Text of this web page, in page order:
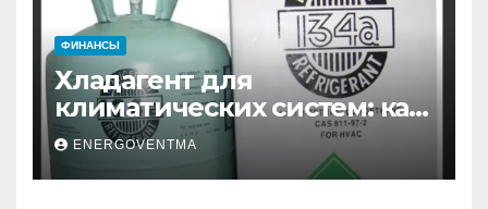
ФИНАНСЫ
Хладагент для
климатических систем: как
выбрать и купить фреон в
Санкт-Петербурге
ENERGOVENTMA